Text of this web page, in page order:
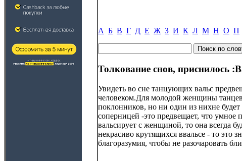
А Б В Г Д Е Ж З И К Л М Н О П
Толкование снов, приснилось
Увидеть во сне танцующих вальс
человеком.Для молодой женщины
поклонников, но ни один из нихне будет
соперницей -это предвещает, что умное
вальсирует с женщиной, то она всегда
некрасиво крутящихся ввальсе - то это
благоразумия, чтобы не разочаровать